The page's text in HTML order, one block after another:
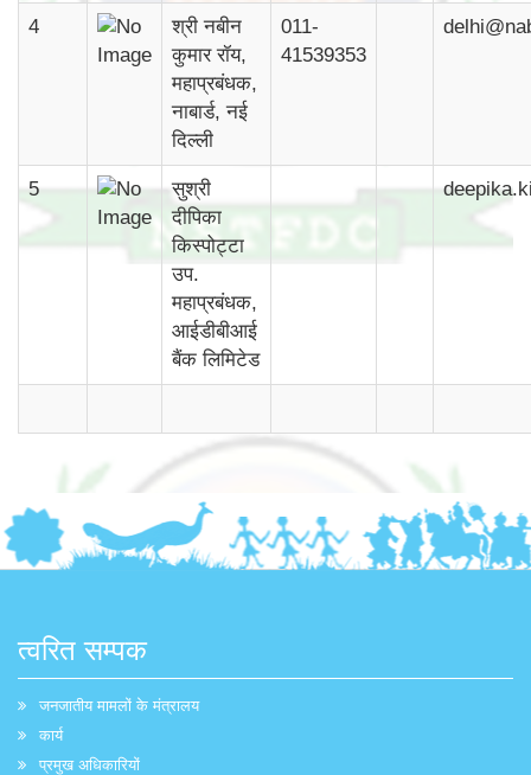
4
श्री नबीन
कुमार रॉय,
महाप्रबंधक,
नाबार्ड, नई
दिल्ली
011-
41539353
5
सुश्री
दीपिका
किस्पोट्टा
उप.
महाप्रबंधक,
आईडीबीआई
बैंक लिमिटेड
त्वरित सम्पक
जनजातीय मामलों के मंत्रालय
कार्य
प्रमुख अधिकारियों